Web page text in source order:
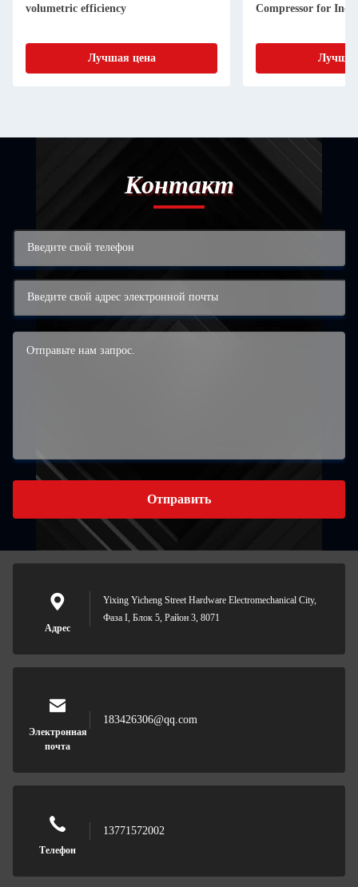
volumetric efficiency
Лучшая цена
Compressor for
Контакт
Отправить
Адрес
Yixing Yicheng Street Hardware Electromechanical City,
Фаза I, Блок 5, Район 3, 8071
Электронная
почта
183426306@qq.com
Телефон
13771572002